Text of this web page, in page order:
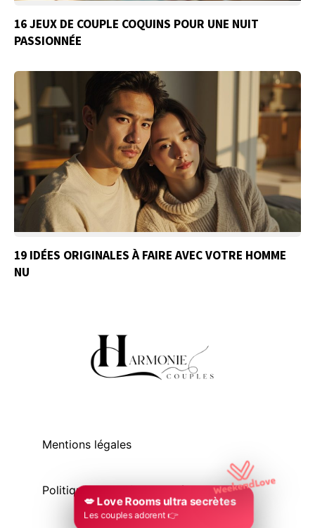
16 JEUX DE COUPLE COQUINS POUR UNE NUIT
PASSIONNÉE
19 IDÉES ORIGINALES À FAIRE AVEC VOTRE HOMME
NU
Mentions légales
Politique de confidentialité
💋 Love Rooms ultra secrètes
Les couples adorent 👉